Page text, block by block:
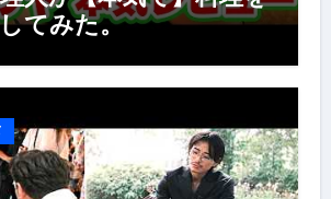
てみた。